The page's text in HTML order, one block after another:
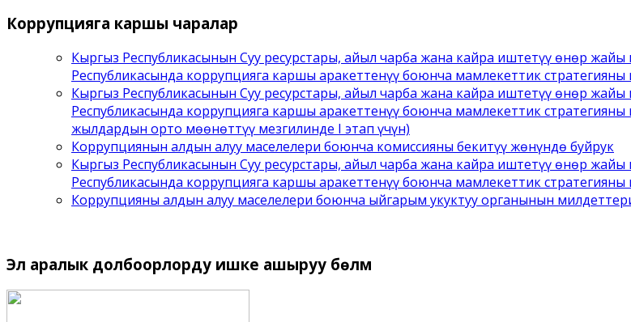
Коррупцияга каршы чаралар
Кыргыз Республикасынын Суу ресурстары, айыл чарба жана кайра иштетүү өнөр
Республикасында коррупцияга каршы аракеттенүү боюнча мамлекеттик
Кыргыз Республикасынын Суу ресурстары, айыл чарба жана кайра иштетүү өнөр
Республикасында коррупцияга каршы аракеттенүү боюнча мамлекеттик
жылдардын орто мөөнөттүү мезгилинде I этап үчүн)
Коррупциянын алдын алуу маселелери боюнча комиссияны бекитүү жөнүндө буйрук
Кыргыз Республикасынын Суу ресурстары, айыл чарба жана кайра иштетүү өнөр
Республикасында коррупцияга каршы аракеттенүү боюнча мамлекеттик
Коррупцияны алдын алуу маселелери боюнча ыйгарым укуктуу органынын
Эл аралык долбоорлорду ишке ашыруу бѳлүмү